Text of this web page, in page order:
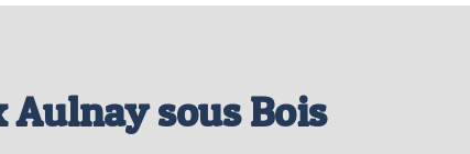
sous Bois